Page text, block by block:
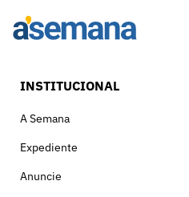
INSTITUCIONAL
A Semana
Expediente
Anuncie